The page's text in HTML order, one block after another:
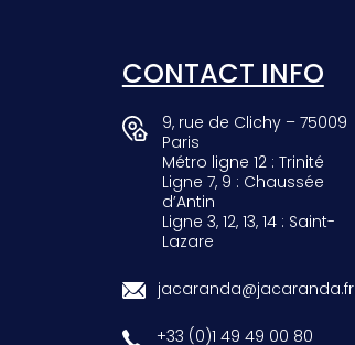
CONTACT INFO
9, rue de Clichy – 75009
Paris
Métro ligne 12 : Trinité
Ligne 7, 9 : Chaussée
d’Antin
Ligne 3, 12, 13, 14 : Saint-
Lazare
jacaranda@jacaranda.fr
+33 (0)1 49 49 00 80